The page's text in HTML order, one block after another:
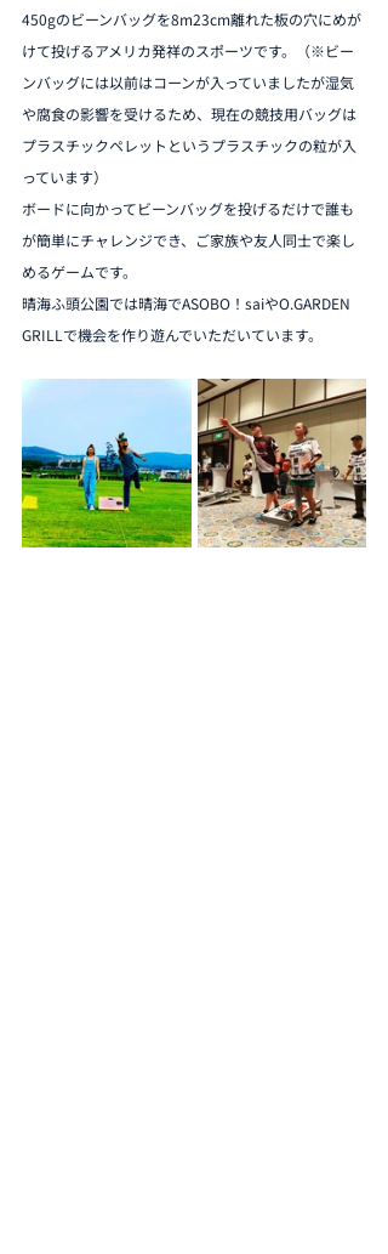
450gのビーンバッグを8m23cm離れた板の穴にめが
けて投げるアメリカ発祥のスポーツです。（※ビー
ンバッグには以前はコーンが入っていましたが湿気
や腐食の影響を受けるため、現在の競技用バッグは
プラスチックペレットというプラスチックの粒が入
っています）
ボードに向かってビーンバッグを投げるだけで誰も
が簡単にチャレンジでき、ご家族や友人同士で楽し
めるゲームです。
晴海ふ頭公園では晴海でASOBO！saiやO.GARDEN
GRILLで機会を作り遊んでいただいています。